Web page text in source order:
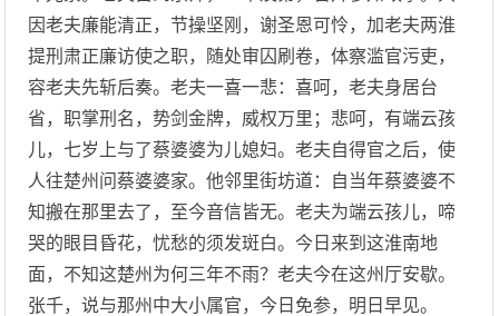
因老夫廉能清正，节操坚刚，谢圣恩可怜，加老夫两淮
提刑肃正廉访使之职，随处审囚刷卷，体察滥官污吏，
容老夫先斩后奏。老夫一喜一悲：喜呵，老夫身居台
省，职掌刑名，势剑金牌，威权万里；悲呵，有端云孩
儿，七岁上与了蔡婆婆为儿媳妇。老夫自得官之后，使
人往楚州问蔡婆婆家。他邻里街坊道：自当年蔡婆婆不
知搬在那里去了，至今音信皆无。老夫为端云孩儿，啼
哭的眼目昏花，忧愁的须发斑白。今日来到这淮南地
面，不知这楚州为何三年不雨？老夫今在这州厅安歇。
张千，说与那州中大小属官，今日免参，明日早见。